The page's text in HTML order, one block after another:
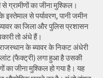
ग्रामीणों का जीना मुश्किल।
से पर्यावरण, पानी जमीन
का जिला और पुलिस प्रशासन
तो अंधे हैं।
के ब्यावर के निकट अंधेरी
(फैक्ट्री) लगा हुआ है उसकी
जीना मुश्किल हो गया है। यह